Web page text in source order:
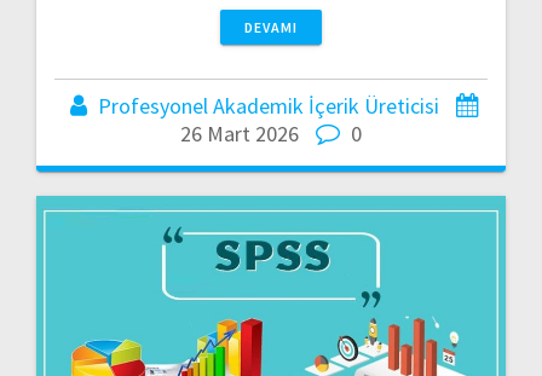
DEVAMI
Profesyonel Akademik İçerik Üreticisi
26 Mart 2026
0